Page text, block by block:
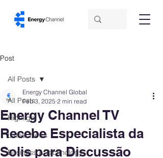
Post
All Posts
Highlight
Latest News
Business & Technology
All Posts
Energy Channel TV
Recebe Especialista da
Solis para Discussão
Energy Channel Global
Feb 3, 2025 2 min read